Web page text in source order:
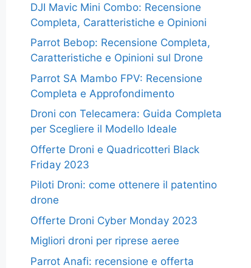
DJI Mavic Mini Combo: Recensione
Completa, Caratteristiche e Opinioni
Parrot Bebop: Recensione Completa,
Caratteristiche e Opinioni sul Drone
Parrot SA Mambo FPV: Recensione
Completa e Approfondimento
Droni con Telecamera: Guida Completa
per Scegliere il Modello Ideale
Offerte Droni e Quadricotteri Black
Friday 2023
Piloti Droni: come ottenere il patentino
drone
Offerte Droni Cyber Monday 2023
Migliori droni per riprese aeree
Parrot Anafi: recensione e offerta